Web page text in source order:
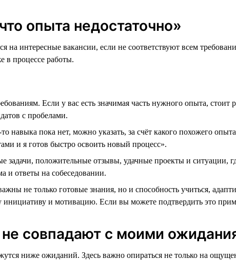
опыта недостаточно»
интересные вакансии, если не соответствуют всем
в процессе работы.
Если у вас есть значимая часть нужного опыта,
с пробелами.
навыка пока нет, можно указать, за счёт какого похожего
и я готов быстро освоить новый процесс».
задачи, положительные отзывы, удачные проекты и ситуации,
и ответы на собеседовании.
не только готовые знания, но и способность учиться,
и мотивацию. Если вы можете подтвердить это
совпадают с моими
ниже ожиданий. Здесь важно опираться не только на